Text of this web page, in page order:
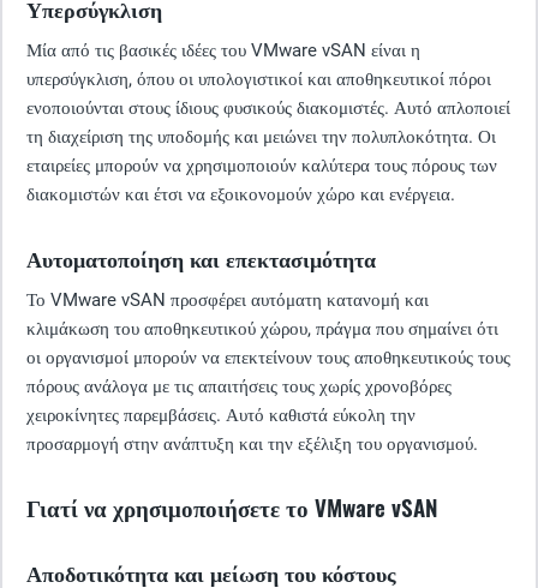
Υπερσύγκλιση
Μία από τις βασικές ιδέες του VMware vSAN είναι η
υπερσύγκλιση, όπου οι υπολογιστικοί και αποθηκευτικοί πόροι
ενοποιούνται στους ίδιους φυσικούς διακομιστές. Αυτό απλοποιεί
τη διαχείριση της υποδομής και μειώνει την πολυπλοκότητα. Οι
εταιρείες μπορούν να χρησιμοποιούν καλύτερα τους πόρους των
διακομιστών και έτσι να εξοικονομούν χώρο και ενέργεια.
Αυτοματοποίηση και επεκτασιμότητα
Το VMware vSAN προσφέρει αυτόματη κατανομή και
κλιμάκωση του αποθηκευτικού χώρου, πράγμα που σημαίνει ότι
οι οργανισμοί μπορούν να επεκτείνουν τους αποθηκευτικούς τους
πόρους ανάλογα με τις απαιτήσεις τους χωρίς χρονοβόρες
χειροκίνητες παρεμβάσεις. Αυτό καθιστά εύκολη την
προσαρμογή στην ανάπτυξη και την εξέλιξη του οργανισμού.
Γιατί να χρησιμοποιήσετε το VMware vSAN
Αποδοτικότητα και μείωση του κόστους